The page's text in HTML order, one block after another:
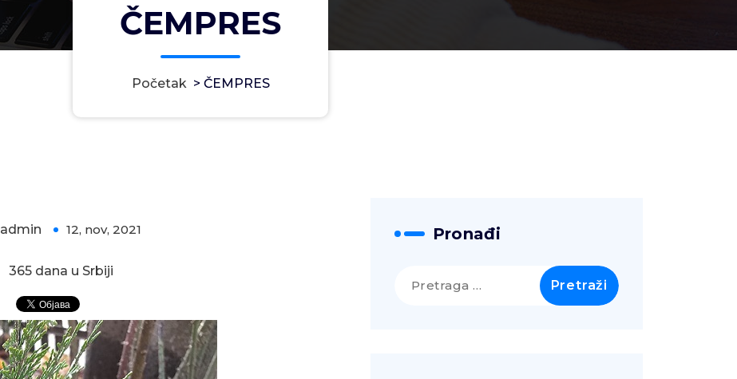
ČEMPRES
Početak> ČEMPRES
admin 12, nov, 2021
365 dana u Srbiji
Pronađi